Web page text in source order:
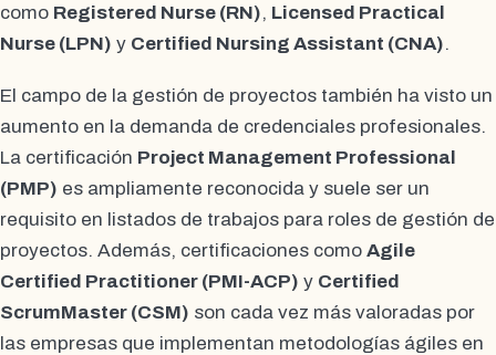
como Registered Nurse (RN), Licensed Practical
Nurse (LPN) y Certified Nursing Assistant (CNA).
El campo de la gestión de proyectos también ha visto un
aumento en la demanda de credenciales profesionales.
La certificación Project Management Professional
(PMP) es ampliamente reconocida y suele ser un
requisito en listados de trabajos para roles de gestión de
proyectos. Además, certificaciones como Agile
Certified Practitioner (PMI-ACP) y Certified
ScrumMaster (CSM) son cada vez más valoradas por
las empresas que implementan metodologías ágiles en